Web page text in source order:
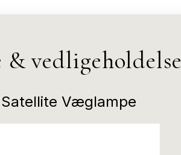
& vedligeholdelse
Satellite Væglampe